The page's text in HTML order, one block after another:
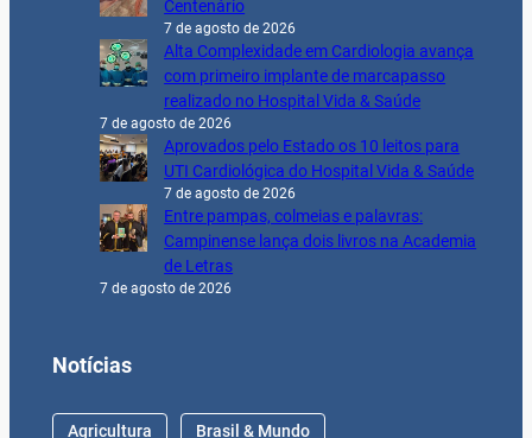
Centenário
7 de agosto de 2026
Alta Complexidade em Cardiologia avança
com primeiro implante de marcapasso
realizado no Hospital Vida & Saúde
7 de agosto de 2026
Aprovados pelo Estado os 10 leitos para
UTI Cardiológica do Hospital Vida & Saúde
7 de agosto de 2026
Entre pampas, colmeias e palavras:
Campinense lança dois livros na Academia
de Letras
7 de agosto de 2026
Notícias
Agricultura Brasil & Mundo